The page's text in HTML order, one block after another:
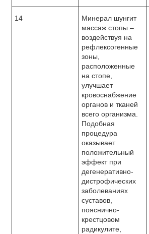
14
Минерал шунгит
массаж стопы –
воздействуя на
рефлексогенные
зоны,
расположенные
на стопе,
улучшает
кровоснабжение
органов и тканей
всего организма.
Подобная
процедура
оказывает
положительный
эффект при
дегенеративно-
дистрофических
заболеваниях
суставов,
пояснично-
крестцовом
радикулите,